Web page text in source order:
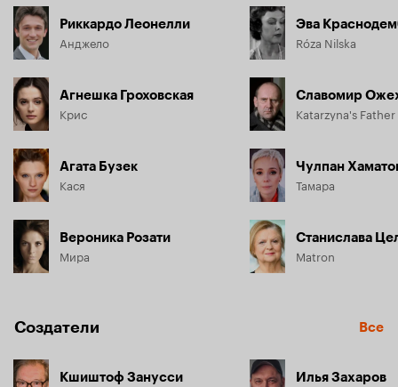
Риккардо Леонелли
Анджело
Агнешка Гроховская
Крис
Агата Бузек
Кася
Вероника Розати
Мира
Эва
Róza Nilska
Славомир
Katarzyna's Father
Чулпан
Тамара
Станислава
Matron
Создатели Все
Кшиштоф Занусси Илья Захаров